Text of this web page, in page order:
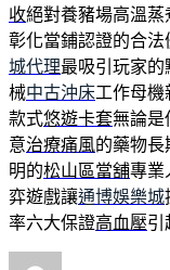
收絕對養豬場高溫蒸
彰化當鋪認證的合
城代理最吸引玩家
械中古沖床工作母機
款式悠遊卡套無論是
意治療痛風的藥物長
明的松山區當舖專業
弈遊戲讓通博娛樂城
率六大保證高血壓引